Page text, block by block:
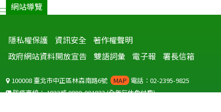
::: 網站導覽
隱私權保護 資訊安全 著作權聲明
政府網站資料開放宣告
雙語詞彙 電子報 署長信箱
100008 臺北市中正區林森南路6號 MAP 電話：02-2395-9825
防疫專線：1922或0800-001922(全年無休免付費)